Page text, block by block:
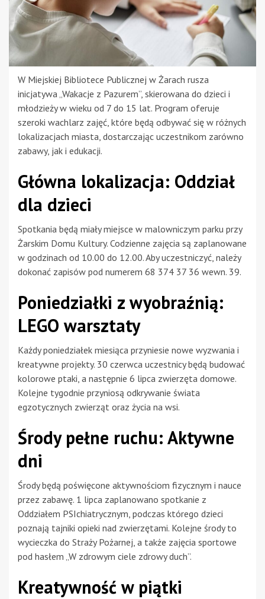
W Miejskiej Bibliotece Publicznej w Żarach rusza
inicjatywa „Wakacje z Pazurem”, skierowana do dzieci i
młodzieży w wieku od 7 do 15 lat. Program oferuje
szeroki wachlarz zajęć, które będą odbywać się w różnych
lokalizacjach miasta, dostarczając uczestnikom zarówno
zabawy, jak i edukacji.
Główna lokalizacja: Oddział
dla dzieci
Spotkania będą miały miejsce w malowniczym parku przy
Żarskim Domu Kultury. Codzienne zajęcia są zaplanowane
w godzinach od 10.00 do 12.00. Aby uczestniczyć, należy
dokonać zapisów pod numerem 68 374 37 36 wewn. 39.
Poniedziałki z wyobraźnią:
LEGO warsztaty
Każdy poniedziałek miesiąca przyniesie nowe wyzwania i
kreatywne projekty. 30 czerwca uczestnicy będą budować
kolorowe ptaki, a następnie 6 lipca zwierzęta domowe.
Kolejne tygodnie przyniosą odkrywanie świata
egzotycznych zwierząt oraz życia na wsi.
Środy pełne ruchu: Aktywne
dni
Środy będą poświęcone aktywnościom fizycznym i nauce
przez zabawę. 1 lipca zaplanowano spotkanie z
Oddziałem PSIchiatrycznym, podczas którego dzieci
poznają tajniki opieki nad zwierzętami. Kolejne środy to
wycieczka do Straży Pożarnej, a także zajęcia sportowe
pod hasłem „W zdrowym ciele zdrowy duch”.
Kreatywność w piątki